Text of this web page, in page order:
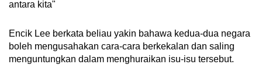
antara kita"
Encik Lee berkata beliau yakin bahawa kedua-dua negara
boleh mengusahakan cara-cara berkekalan dan saling
menguntungkan dalam menghuraikan isu-isu tersebut.